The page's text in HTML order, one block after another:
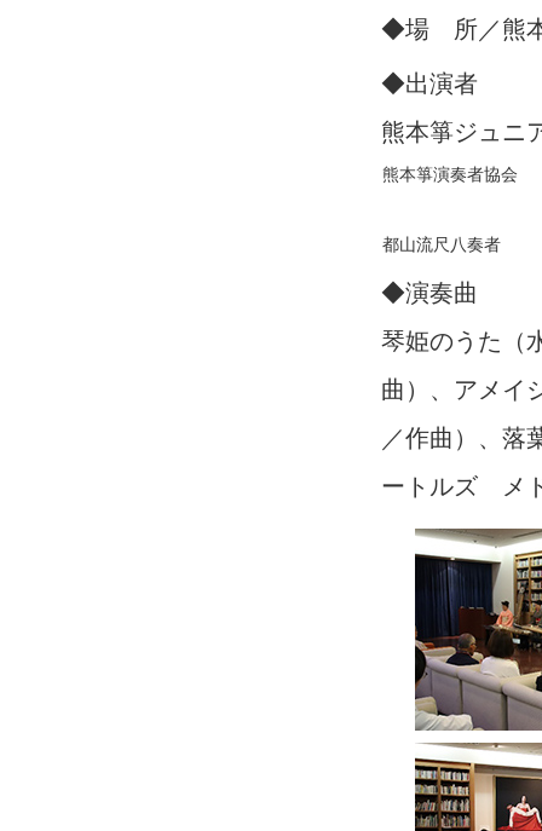
◆場 所／熊
◆出演者
熊本箏ジュニ
熊本箏演奏者協会
都山流尺八奏者
◆演奏曲
琴姫のうた（
曲）、アメイ
／作曲）、落
ートルズ メ